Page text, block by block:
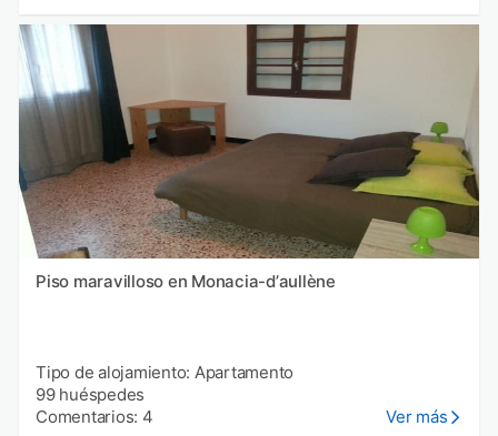
Piso maravilloso en Monacia-dʼaullène
Tipo de alojamiento: Apartamento
99 huéspedes
Comentarios: 4
Ver más